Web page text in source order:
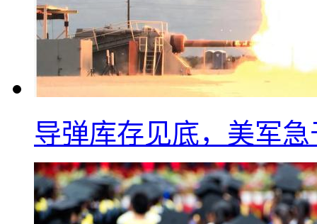
导弹库存见底，美军